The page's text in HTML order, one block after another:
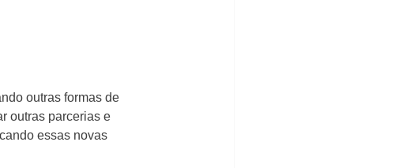
outras formas de
outras parcerias e
essas novas